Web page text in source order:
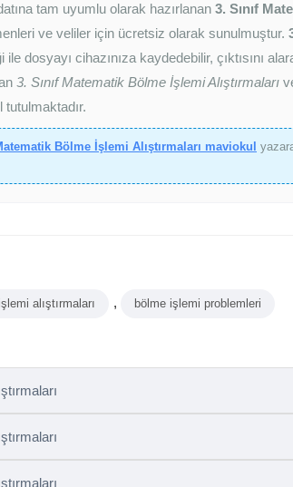
tam uyumlu olarak hazırlanan 3. Sınıf
ve veliler için ücretsiz olarak sunulmuştur.
ile dosyayı cihazınıza kaydedebilir, çıktısını
3. Sınıf Matematik Bölme İşlemi Alıştırmaları
tutulmaktadır.
Bölme İşlemi Alıştırmaları maviokul
alıştırmaları , bölme işlemi problemleri